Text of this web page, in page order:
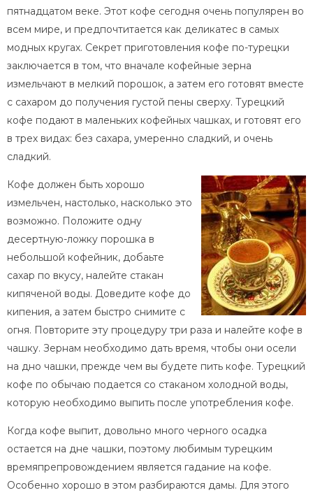
пятнадцатом веке. Этот кофе сегодня очень популярен во
всем мире, и предпочтитается как деликатес в самых
модных кругах. Секрет приготовления кофе по-турецки
заключается в том, что вначале кофейные зерна
измельчают в мелкий порошок, а затем его готовят вместе
с сахаром до получения густой пены сверху. Турецкий
кофе подают в маленьких кофейных чашках, и готовят его
в трех видах: без сахара, умеренно сладкий, и очень
сладкий.
Кофе должен быть хорошо
измельчен, настолько, насколько это
возможно. Положите одну
десертную-ложку порошка в
небольшой кофейник, добаьте
сахар по вкусу, налейте стакан
кипяченой воды. Доведите кофе до
кипения, а затем быстро снимите с
огня. Повторите эту процедуру три раза и налейте кофе в
чашку. Зернам необходимо дать время, чтобы они осели
на дно чашки, прежде чем вы будете пить кофе. Турецкий
кофе по обычаю подается со стаканом холодной воды,
которую необходимо выпить после употребления кофе.
Когда кофе выпит, довольно много черного осадка
остается на дне чашки, поэтому любимым турецким
времяпрепровождением является гадание на кофе.
Особенно хорошо в этом разбираются дамы. Для этого